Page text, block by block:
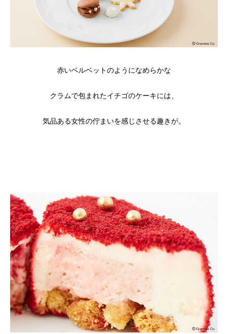
赤いベルベットのようになめらかな
クラムで包まれたイチゴのケーキには、
気品ある女性の佇まいを感じさせる趣きが。